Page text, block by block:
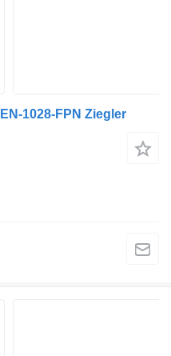
1028-FPN Ziegler